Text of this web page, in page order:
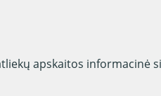
apskaitos informacinė